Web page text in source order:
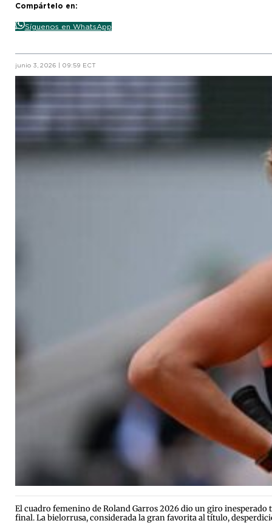
Compártelo en:
Síguenos en WhatsApp
junio 3, 2026 | 09:59 ECT
El cuadro femenino de Roland Garros 2026 dio un giro
final. La bielorrusa, considerada la gran favorita al título,